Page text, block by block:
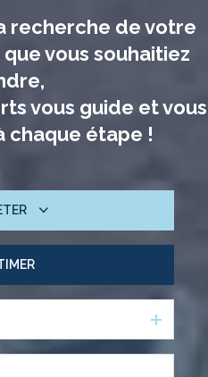
recherche de votre
vous souhaitiez
vous guide et vous
chaque étape !